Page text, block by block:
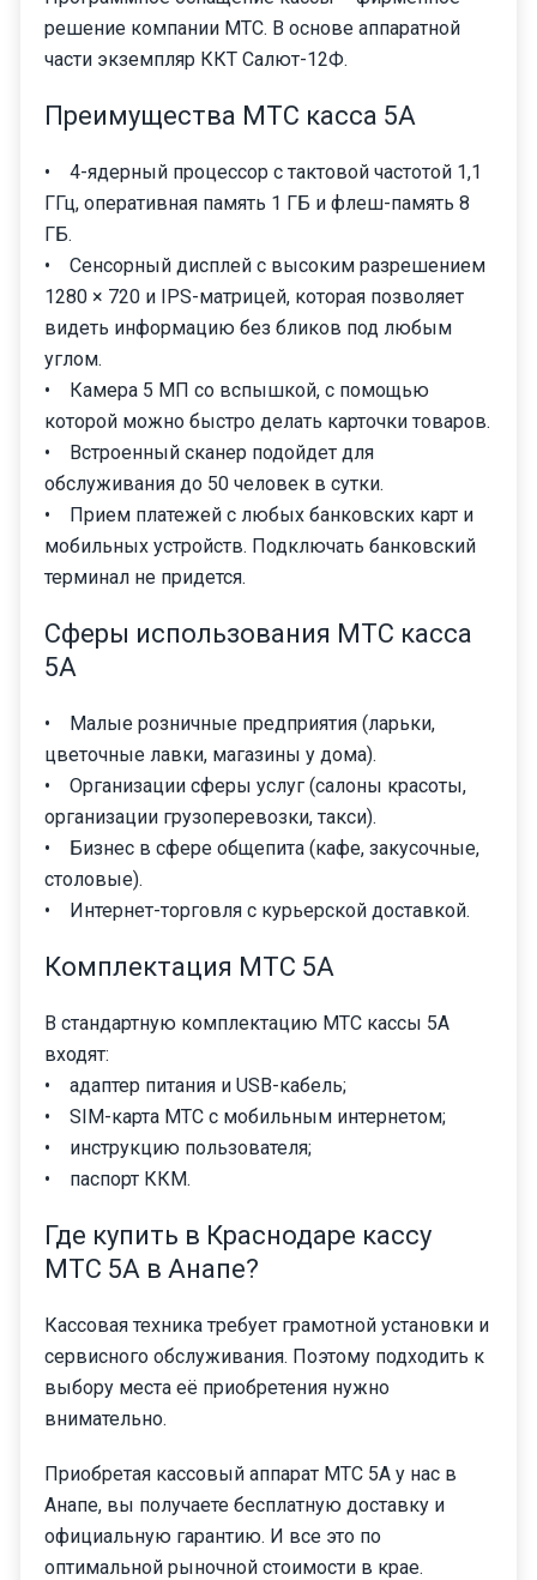
решение компании МТС. В основе аппаратной
части экземпляр ККТ Салют-12Ф.
Преимущества МТС касса 5А
• 4-ядерный процессор с тактовой частотой 1,1
ГГц, оперативная память 1 ГБ и флеш-память 8
ГБ.
• Сенсорный дисплей с высоким разрешением
1280 × 720 и IPS-матрицей, которая позволяет
видеть информацию без бликов под любым
углом.
• Камера 5 МП со вспышкой, с помощью
которой можно быстро делать карточки товаров.
• Встроенный сканер подойдет для
обслуживания до 50 человек в сутки.
• Прием платежей с любых банковских карт и
мобильных устройств. Подключать банковский
терминал не придется.
Сферы использования МТС касса
5А
• Малые розничные предприятия (ларьки,
цветочные лавки, магазины у дома).
• Организации сферы услуг (салоны красоты,
организации грузоперевозки, такси).
• Бизнес в сфере общепита (кафе, закусочные,
столовые).
• Интернет-торговля с курьерской доставкой.
Комплектация МТС 5А
В стандартную комплектацию МТС кассы 5А
входят:
• адаптер питания и USB-кабель;
• SIM-карта МТС с мобильным интернетом;
• инструкцию пользователя;
• паспорт ККМ.
Где купить в Краснодаре кассу
МТС 5А в Анапе?
Кассовая техника требует грамотной установки и
сервисного обслуживания. Поэтому подходить к
выбору места её приобретения нужно
внимательно.
Приобретая кассовый аппарат МТС 5А у нас в
Анапе, вы получаете бесплатную доставку и
официальную гарантию. И все это по
оптимальной рыночной стоимости в крае.